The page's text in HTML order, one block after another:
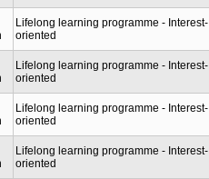
Lifelong learning programme - Interest-
oriented
Lifelong learning programme - Interest-
oriented
Lifelong learning programme - Interest-
oriented
Lifelong learning programme - Interest-
oriented